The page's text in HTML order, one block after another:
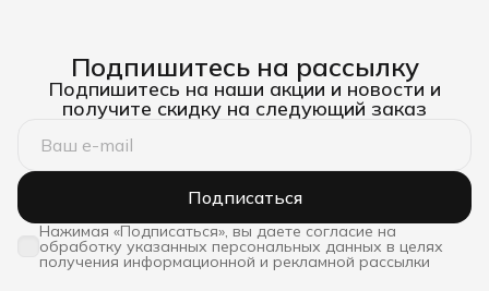
Подпишитесь на рассылку
Подпишитесь на наши акции и новости и
получите скидку на следующий заказ
Подписаться
Нажимая «Подписаться», вы даете согласие на
обработку указанных персональных данных в целях
получения информационной и рекламной рассылки